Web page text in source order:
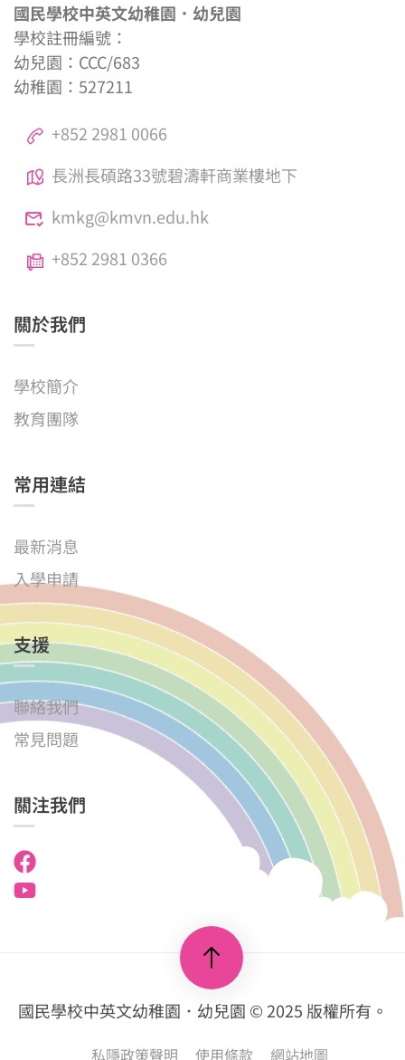
國民學校中英文幼稚園．幼兒園
學校註冊編號：
幼兒園：CCC/683
幼稚園：527211
+852 2981 0066
長洲長碩路33號碧濤軒商業樓地下
kmkg@kmvn.edu.hk
+852 2981 0366
關於我們
學校簡介
教育團隊
常用連結
最新消息
入學申請
支援
聯絡我們
常見問題
關注我們
國民學校中英文幼稚園．幼兒園 © 2025 版權所有。
私隱政策聲明 使用條款 網站地圖